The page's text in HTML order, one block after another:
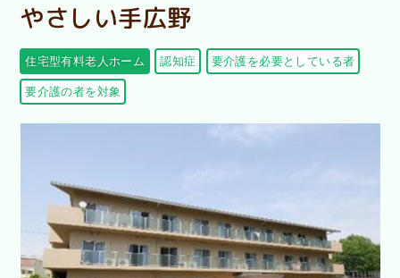
やさしい手広野
住宅型有料老人ホーム 認知症 要介護を必要としている者
要介護の者を対象